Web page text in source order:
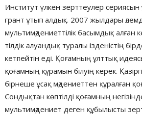
Институт үлкен зерттеулер сериясын
грант ұтып алдық. 2007 жылдары
мультимәдениеттілік басымдық алған
тілдік алуандық туралы ізденістің
кетпейтін еді. Қоғамның ұлттық
қоғамның құрамын білуің керек.
бірнеше ұсақ мәдениеттен құралған
Сондықтан көптілді қоғамның
мультимәдениет деген құбылысты